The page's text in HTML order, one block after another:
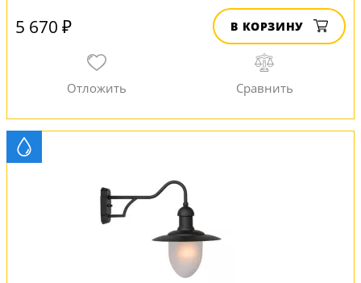
5 670 ₽ В КОРЗИНУ